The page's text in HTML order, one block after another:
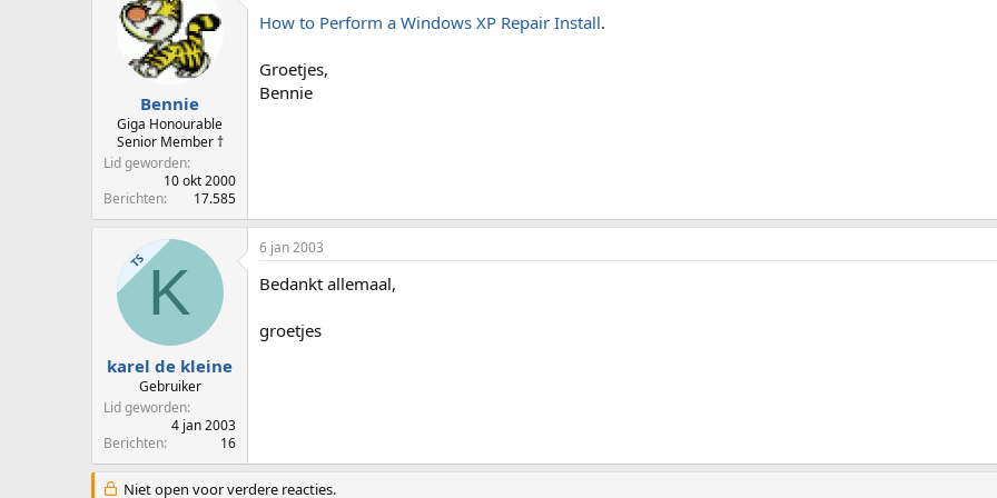
Bennie
Giga Honourable
Senior Member †
Lid geworden
10 okt 2000
Berichten
17.585
How to Perform a Windows XP Repair Install.
Groetjes,
Bennie
TS K
karel de kleine
Gebruiker
Lid geworden
4 jan 2003
Berichten
16
6 jan 2003
Bedankt allemaal,
groetjes
Niet open voor verdere reacties.